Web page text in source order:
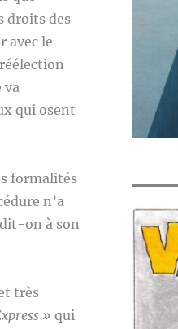
droits des
avec le
va
qui osent
formalités
n’a
on à son
très
» qui